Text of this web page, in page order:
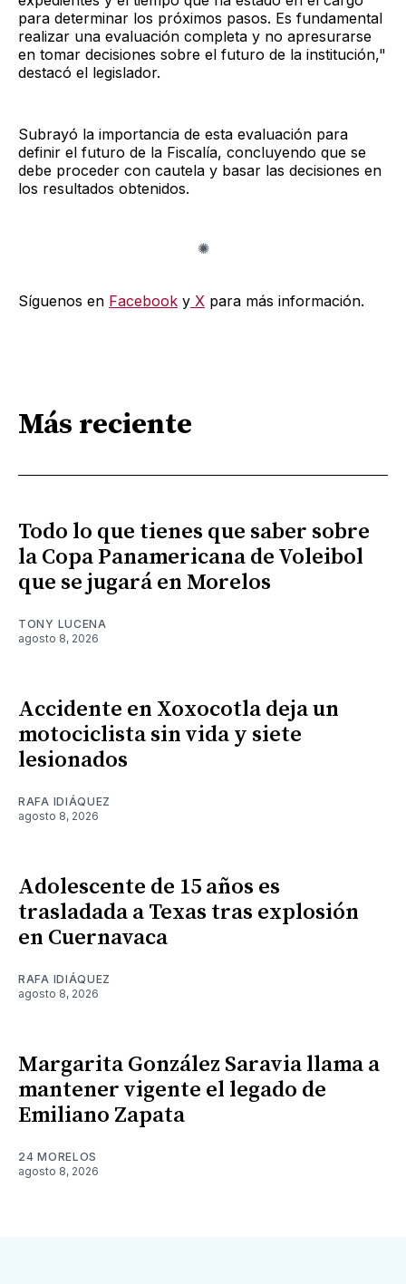
para determinar los próximos pasos. Es fundamental
realizar una evaluación completa y no apresurarse
en tomar decisiones sobre el futuro de la institución,"
destacó el legislador.
Subrayó la importancia de esta evaluación para
definir el futuro de la Fiscalía, concluyendo que se
debe proceder con cautela y basar las decisiones en
los resultados obtenidos.
Síguenos en Facebook y X para más información.
Más reciente
Todo lo que tienes que saber sobre
la Copa Panamericana de Voleibol
que se jugará en Morelos
TONY LUCENA
agosto 8, 2026
Accidente en Xoxocotla deja un
motociclista sin vida y siete
lesionados
RAFA IDIÁQUEZ
agosto 8, 2026
Adolescente de 15 años es
trasladada a Texas tras explosión
en Cuernavaca
RAFA IDIÁQUEZ
agosto 8, 2026
Margarita González Saravia llama a
mantener vigente el legado de
Emiliano Zapata
24 MORELOS
agosto 8, 2026